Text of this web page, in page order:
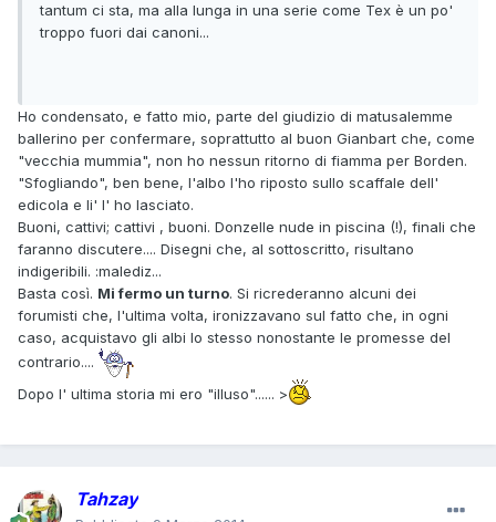
tantum ci sta, ma alla lunga in una serie come Tex è un po'
troppo fuori dai canoni...
Ho condensato, e fatto mio, parte del giudizio di matusalemme
ballerino per confermare, soprattutto al buon Gianbart che, come
"vecchia mummia", non ho nessun ritorno di fiamma per Borden.
"Sfogliando", ben bene, l'albo l'ho riposto sullo scaffale dell'
edicola e li' l' ho lasciato.
Buoni, cattivi; cattivi , buoni. Donzelle nude in piscina (!), finali che
faranno discutere.... Disegni che, al sottoscritto, risultano
indigeribili. :malediz...
Basta così. Mi fermo un turno. Si ricrederanno alcuni dei
forumisti che, l'ultima volta, ironizzavano sul fatto che, in ogni
caso, acquistavo gli albi lo stesso nonostante le promesse del
contrario....
Dopo l' ultima storia mi ero "illuso"...... >
Tahzay